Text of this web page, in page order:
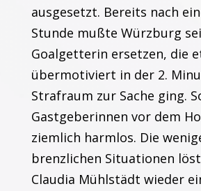
ausgesetzt. Bereits nach
Stunde mußte Würzburg
Goalgetterin ersetzen, die
übermotiviert in der 2.
Strafraum zur Sache ging.
Gastgeberinnen vor dem
ziemlich harmlos. Die
brenzlichen Situationen
Claudia Mühlstädt wieder